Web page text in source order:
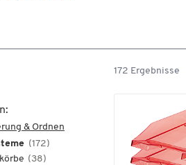
& Ordnen
(172)
(38)
172 Ergebnisse